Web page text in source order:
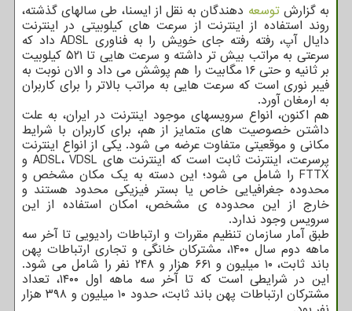
به گزارشتوسعه دهندگان به نقل از ایسنا، طی سالهای گذشته،
روند استفاده از اینترنت از سرعت های کیلوبیتی در اینترنت
دایال آپ، رفته رفته جای خویش را به فناوری ADSL داد که
سرعتی به مراتب بیش تر داشته و سرعت هایی تا ۵۲۱ کیلوبیت
بر ثانیه و حتی ۱۶ مگابیت را هم پوشش می داد و الان نوبت به
فیبر نوری است که سرعت هایی به مراتب بالاتر را برای کاربران
به ارمغان آورد.
هم اکنون، انواع سرویسهای موجود اینترنت در ایران، به علت
داشتن خصوصیت های متمایز از هم، برای کاربران با شرایط
مکانی و موقعیتی متفاوت عرضه می شود. یکی از انواع اینترنت
پرسرعت، اینترنت ثابت است که اینترنت های ADSL، VDSL و
FTTX را شامل می شود؛ این دسته به یک مکان مشخص و
محدوده جغرافیایی خاص یا بستر فیزیکی محدود هستند و
خارج از این محدوده ی مشخص، امکان استفاده از این
سرویس وجود ندارد.
طبق آمار سازمان تنظیم مقررات و ارتباطات رادیویی تا آخر سه
ماهه دوم سال ۱۴۰۰، مشترکان خانگی و تجاری ارتباطات پهن
باند ثابت، ۱۰ میلیون و ۶۶۱ هزار و ۲۴۸ نفر را شامل می شود.
این در شرایطی است که تا آخر سه ماهه اول ۱۴۰۰، تعداد
مشترکان ارتباطات پهن باند ثابت، حدود ۱۰ میلیون و ۳۹۸ هزار